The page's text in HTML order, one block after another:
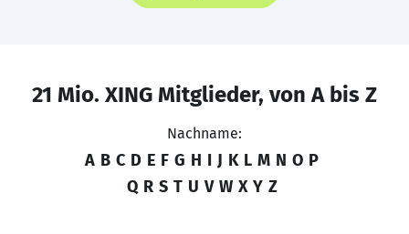
21 Mio. XING Mitglieder, von A bis Z
Nachname:
A B C D E F G H I J K L M N O P
Q R S T U V W X Y Z